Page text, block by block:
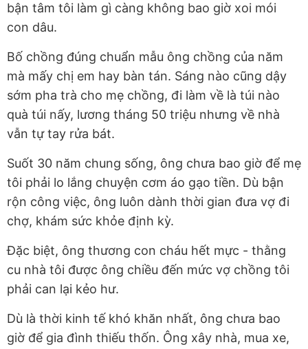
bận tâm tôi làm gì càng không bao giờ xoi mói
con dâu.
Bố chồng đúng chuẩn mẫu ông chồng của năm
mà mấy chị em hay bàn tán. Sáng nào cũng dậy
sớm pha trà cho mẹ chồng, đi làm về là túi nào
quà túi nấy, lương tháng 50 triệu nhưng về nhà
vẫn tự tay rửa bát.
Suốt 30 năm chung sống, ông chưa bao giờ để mẹ
tôi phải lo lắng chuyện cơm áo gạo tiền. Dù bận
rộn công việc, ông luôn dành thời gian đưa vợ đi
chợ, khám sức khỏe định kỳ.
Đặc biệt, ông thương con cháu hết mực - thằng
cu nhà tôi được ông chiều đến mức vợ chồng tôi
phải can lại kẻo hư.
Dù là thời kinh tế khó khăn nhất, ông chưa bao
giờ để gia đình thiếu thốn. Ông xây nhà, mua xe,